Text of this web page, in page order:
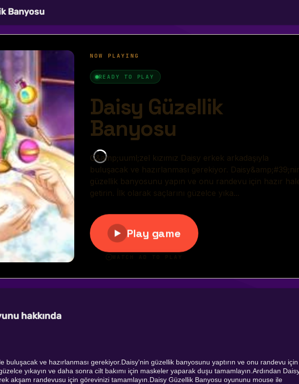
Banyosu
hakkında
buluşacak ve hazırlanması gerekiyor.Daisy'nin güzellik banyosunu yaptırın ve onu randevu için
yıkayın ve daha sonra cilt bakımı için maskeler yaparak duşu tamamlayın.Ardından
akşam randevusu için görevinizi tamamlayın.Daisy Güzellik Banyosu oyununu mouse ile